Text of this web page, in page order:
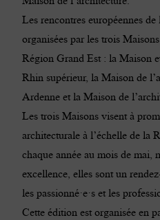
Les rencontres européennes
organisées par les trois
Région Grand Est : la Maison
Rhin supérieur, la Maison de
Ardenne et la Maison de
Les trois Maisons visent à
architecturale à l’échelle de la
chaque année au mois de mai,
excellence, elles sont un
les passionné·e·s et les
Cette édition est organisée en